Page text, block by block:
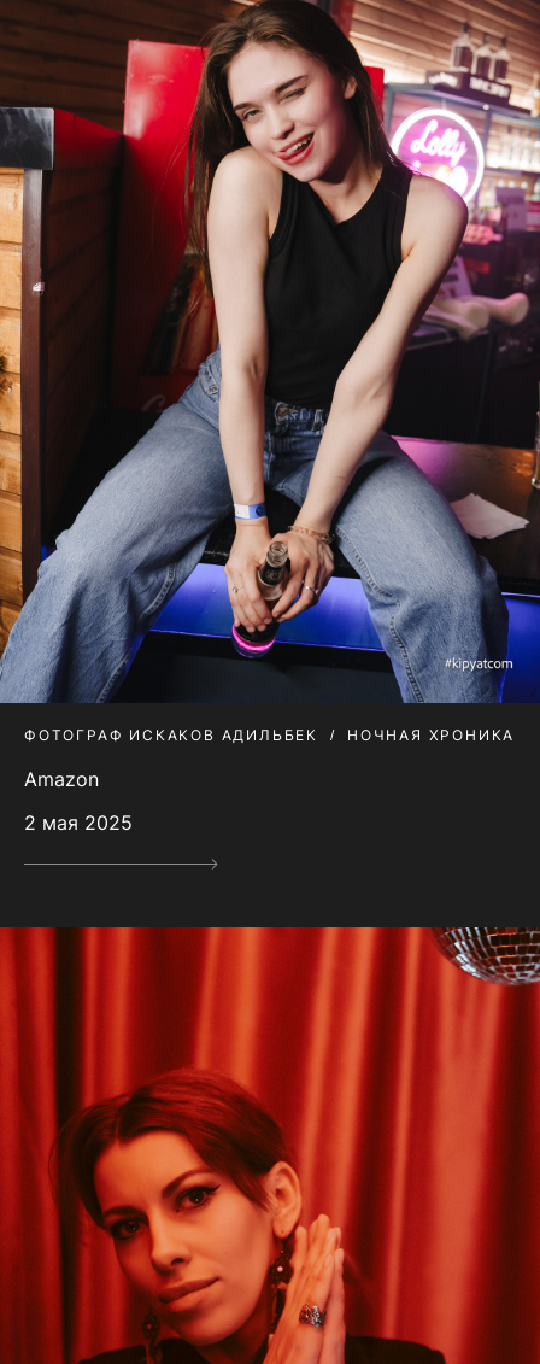
ФОТОГРАФ ИСКАКОВ АДИЛЬБЕК НОЧНАЯ ХРОНИКА
Amazon
2 мая 2025